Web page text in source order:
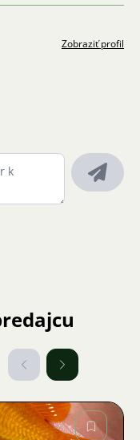
Zobraziť profil